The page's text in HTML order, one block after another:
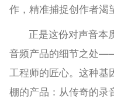
作，精准捕捉创作者渴
正是这份对声音本
音频产品的细节之处
工程师的匠心。这种基
棚的产品：从传奇的录